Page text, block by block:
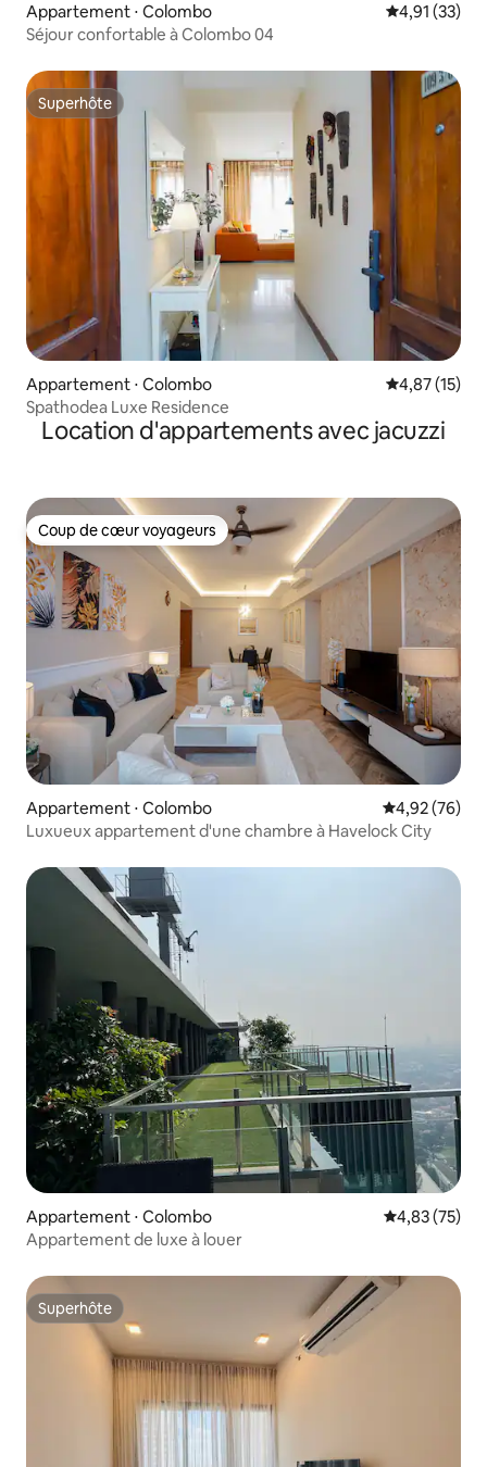
Appartement ⋅ Colombo Évaluation
4,91 (33)
Séjour confortable à Colombo 04
Superhôte
Superhôte
Appartement ⋅ Colombo Évaluation
4,87 (15)
Spathodea Luxe Residence
Location d'appartements avec jacuzzi
Coup de cœur voyageurs
Coup de cœur voyageurs
Appartement ⋅ Colombo Évaluation
4,92 (76)
Luxueux appartement d'une chambre à Havelock City
Appartement ⋅ Colombo Évaluation
4,83 (75)
Appartement de luxe à louer
Superhôte
Superhôte